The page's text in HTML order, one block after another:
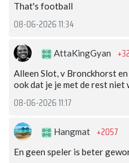
That's football
08-06-2026 11:34
AttaKingGyan
Alleen Slot, v Bronckhorst
ook dat je je met de rest niet
08-06-2026 11:17
Hangmat +2057
En geen speler is beter